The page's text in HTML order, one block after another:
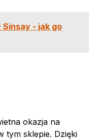
- jak go
okazja na
tym sklepie. Dzięki